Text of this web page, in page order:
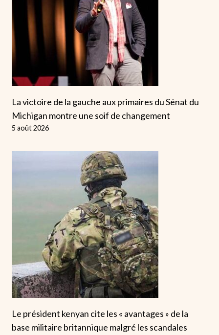
La victoire de la gauche aux primaires du Sénat du
Michigan montre une soif de changement
5 août 2026
Le président kenyan cite les « avantages » de la
base militaire britannique malgré les scandales